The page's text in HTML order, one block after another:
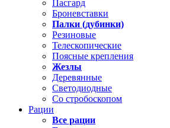
Пасгард
Броневставки
Палки (дубинки)
Резиновые
Телескопические
Поясные крепления
Жезлы
Деревянные
Светодиодные
Со стробоскопом
Рации
Все рации